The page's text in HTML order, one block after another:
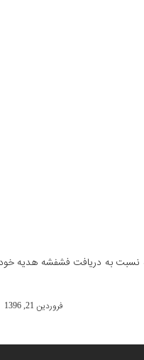
فروردین ماه نسبت به دریافت فشفشه هدیه خود
فروردین 21, 1396